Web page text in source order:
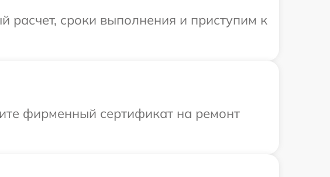
расчет, сроки выполнения и приступим к
фирменный сертификат на ремонт